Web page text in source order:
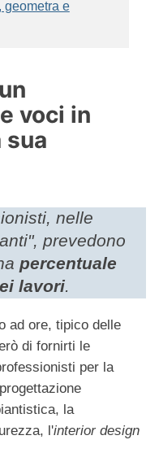
geometra e
voci in
sua
nelle
prevedono
percentuale
lavori.
ad ore, tipico delle
di fornirti le
per la
la
l'interior design